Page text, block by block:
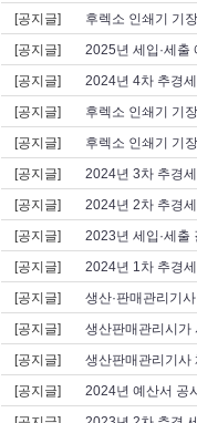
[공지글]
후렉소 인쇄기 기
[공지글]
2025년 세입·세출
[공지글]
2024년 4차 추경
[공지글]
후렉소 인쇄기 기
[공지글]
후렉소 인쇄기 기
[공지글]
2024년 3차 추경
[공지글]
2024년 2차 추경
[공지글]
2023년 세입·세
[공지글]
2024년 1차 추경
[공지글]
생산·판매관리기
[공지글]
생산판매관리시
[공지글]
생산판매관리기
[공지글]
2024년 예산서 공